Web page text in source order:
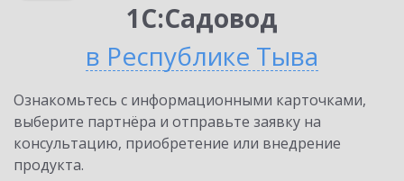
1С:Садовод
в Республике Тыва
Ознакомьтесь с информационными карточками,
выберите партнёра и отправьте заявку на
консультацию, приобретение или внедрение
продукта.